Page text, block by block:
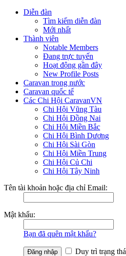
Diễn đàn
Tìm kiếm diễn đàn
Mới nhất
Thành viên
Notable Members
Đang trực tuyến
Hoạt động gần đây
New Profile Posts
Caravan trong nước
Caravan quốc tế
Các Chi Hội CaravanVN
Chi Hội Vũng Tàu
Chi Hội Đồng Nai
Chi Hội Miền Bắc
Chi Hội Bình Dương
Chi Hội Sài Gòn
Chi Hội Miền Trung
Chi Hội Củ Chi
Chi Hội Tây Ninh
Tên tài khoản hoặc địa chỉ Email:
Mật khẩu:
Bạn đã quên mật khẩu?
Duy trì trạng